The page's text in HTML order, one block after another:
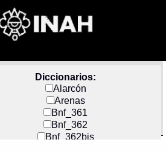
Diccionarios:
Alarcón
Arenas
Bnf_361
Bnf_362
Bnf_362bis